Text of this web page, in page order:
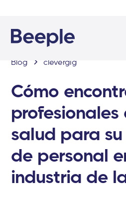
Blog clevergig
Cómo
profesionales
salud para
de personal
industria de